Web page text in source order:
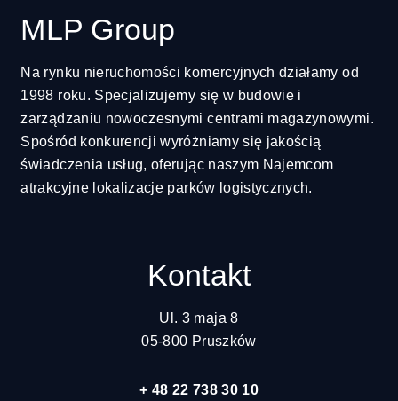
MLP Group
Na rynku nieruchomości komercyjnych działamy od
1998 roku. Specjalizujemy się w budowie i
zarządzaniu nowoczesnymi centrami magazynowymi.
Spośród konkurencji wyróżniamy się jakością
świadczenia usług, oferując naszym Najemcom
atrakcyjne lokalizacje parków logistycznych.
Kontakt
Ul. 3 maja 8
05-800 Pruszków
+ 48 22 738 30 10